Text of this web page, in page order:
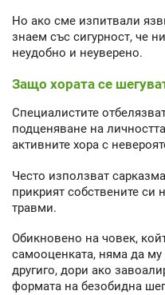
Но ако сме изпитвали
знаем със сигурност, че
неудобно и неуверено.
Защо хората се
Специалистите
подценяване на
активните хора с
Често използват
прикрият собствените си
травми.
Обикновено на човек,
самооценката, няма да
другиго, дори ако
формата на безобидна